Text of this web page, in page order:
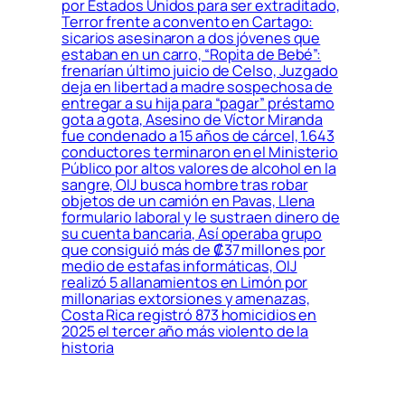
por Estados Unidos para ser extraditado,
Terror frente a convento en Cartago:
sicarios asesinaron a dos jóvenes que
estaban en un carro, “Ropita de Bebé”:
frenarían último juicio de Celso, Juzgado
deja en libertad a madre sospechosa de
entregar a su hija para “pagar” préstamo
gota a gota, Asesino de Víctor Miranda
fue condenado a 15 años de cárcel, 1.643
conductores terminaron en el Ministerio
Público por altos valores de alcohol en la
sangre, OIJ busca hombre tras robar
objetos de un camión en Pavas, Llena
formulario laboral y le sustraen dinero de
su cuenta bancaria, Así operaba grupo
que consiguió más de ₡37 millones por
medio de estafas informáticas, OIJ
realizó 5 allanamientos en Limón por
millonarias extorsiones y amenazas,
Costa Rica registró 873 homicidios en
2025 el tercer año más violento de la
historia